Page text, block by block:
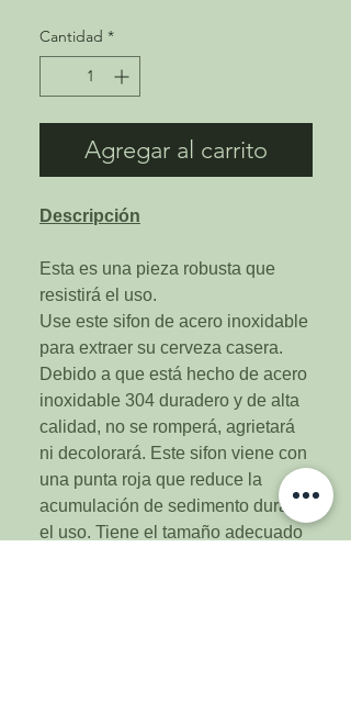
Cantidad *
Agregar al carrito
Descripción
Esta es una pieza robusta que
resistirá el uso.
Use este sifon de acero inoxidable
para extraer su cerveza casera.
Debido a que está hecho de acero
inoxidable 304 duradero y de alta
calidad, no se romperá, agrietará
ni decolorará. Este sifon viene con
una punta roja que reduce la
acumulación de sedimento durante
el uso. ​​Tiene el tamaño adecuado